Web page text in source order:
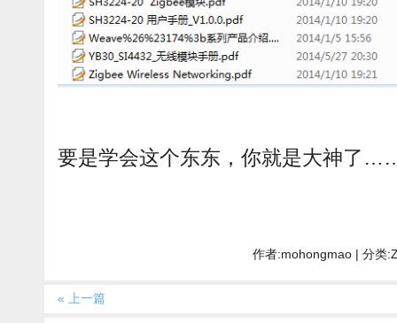
要是学会这个东东，你就是大神了
作者:mohongmao | 分类
« 上一篇